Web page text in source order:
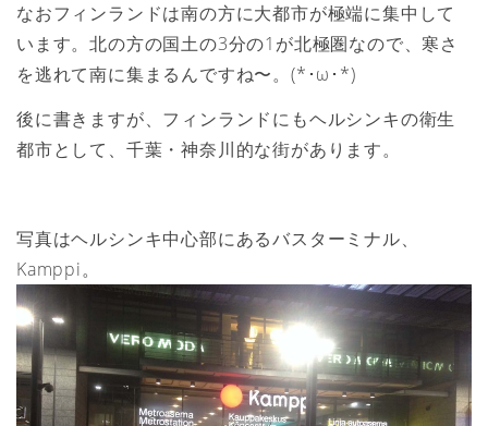
なおフィンランドは南の方に大都市が極端に集中して
います。北の方の国土の3分の1が北極圏なので、寒さ
を逃れて南に集まるんですね〜。(*･ω･*)
後に書きますが、フィンランドにもヘルシンキの衛生
都市として、千葉・神奈川的な街があります。
写真はヘルシンキ中心部にあるバスターミナル、
Kamppi。